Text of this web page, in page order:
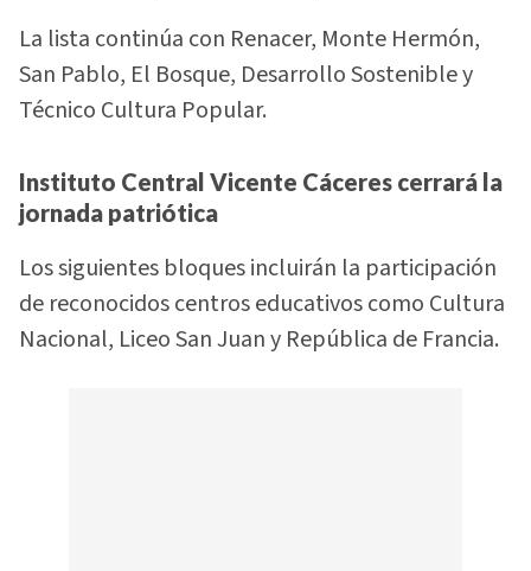
La lista continúa con Renacer, Monte Hermón,
San Pablo, El Bosque, Desarrollo Sostenible y
Técnico Cultura Popular.
Instituto Central Vicente Cáceres cerrará la
jornada patriótica
Los siguientes bloques incluirán la participación
de reconocidos centros educativos como Cultura
Nacional, Liceo San Juan y República de Francia.